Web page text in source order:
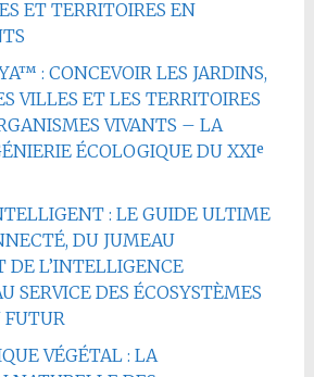
ET TERRITOIRES EN
: CONCEVOIR LES JARDINS,
VILLES ET LES TERRITOIRES
VIVANTS – LA
ÉCOLOGIQUE DU XXIᵉ
: LE GUIDE ULTIME
DU JUMEAU
DE L’INTELLIGENCE
SERVICE DES ÉCOSYSTÈMES
FUTUR
VÉGÉTAL : LA